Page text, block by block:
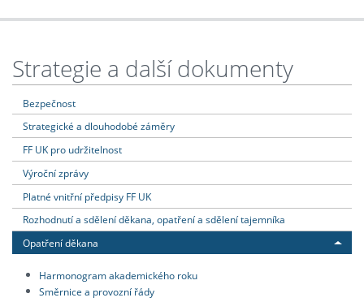
Strategie a další dokumenty
Bezpečnost
Strategické a dlouhodobé záměry
FF UK pro udržitelnost
Výroční zprávy
Platné vnitřní předpisy FF UK
Rozhodnutí a sdělení děkana, opatření a sdělení tajemníka
Opatření děkana
Harmonogram akademického roku
Směrnice a provozní řády